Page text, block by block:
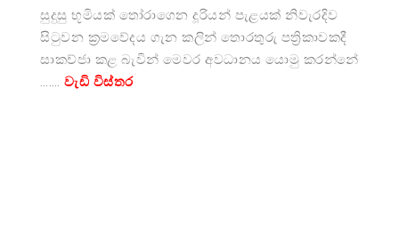
සුදුසු භූමියක් තෝරාගෙන දූරියන් පැළයක් නිවැරදිව
සිටුවන ක්‍රමවේදය ගැන කලින් තොරතුරු පත්‍රිකාවකදී
සාකච්ජා කළ බැවින් මෙවර අවධානය යොමු කරන්නේ
……. වැඩි විස්තර